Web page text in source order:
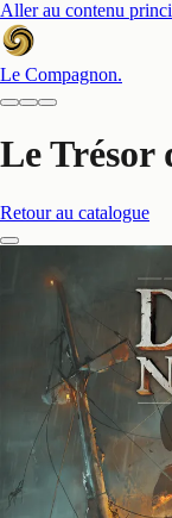
Aller au contenu
Le Compagnon.
Le Trésor
Retour au catalogue